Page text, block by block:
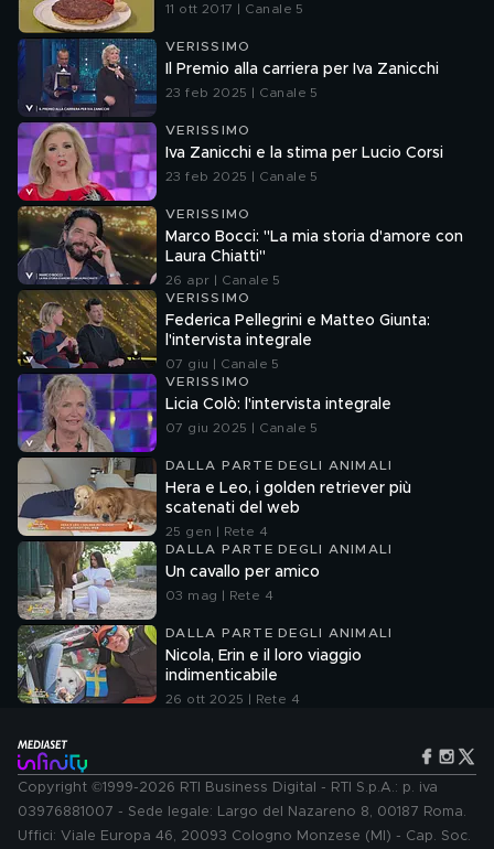
11 ott 2017 | Canale 5
VERISSIMO
Il Premio alla carriera per Iva Zanicchi
23 feb 2025 | Canale 5
VERISSIMO
Iva Zanicchi e la stima per Lucio Corsi
23 feb 2025 | Canale 5
VERISSIMO
Marco Bocci: "La mia storia d'amore con
Laura Chiatti"
26 apr | Canale 5
VERISSIMO
Federica Pellegrini e Matteo Giunta:
l'intervista integrale
07 giu | Canale 5
VERISSIMO
Licia Colò: l'intervista integrale
07 giu 2025 | Canale 5
DALLA PARTE DEGLI ANIMALI
Hera e Leo, i golden retriever più
scatenati del web
25 gen | Rete 4
DALLA PARTE DEGLI ANIMALI
Un cavallo per amico
03 mag | Rete 4
DALLA PARTE DEGLI ANIMALI
Nicola, Erin e il loro viaggio
indimenticabile
26 ott 2025 | Rete 4
Copyright ©1999-2026 RTI Business Digital - RTI S.p.A.: p. iva
03976881007 - Sede legale: Largo del Nazareno 8, 00187 Roma.
Uffici: Viale Europa 46, 20093 Cologno Monzese (MI) - Cap. Soc.